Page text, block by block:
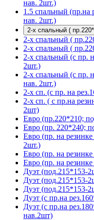
нав. 2шт.)
1.5 спальный (пр.на
нав. 2шт.)
2-х спальный (
2-х спальный (
2-х спальный (
2-х спальный (с пр.
2шт.)
2-х спальный (с пр.
нав. 2шт.)
2-х сп. (с пр. на
2-х сп. ( с пр.на
2шт)
Евро (пр.220*210;
Евро (пр. 220*240;
Евро (пр. на
2шт.)
Евро (пр. на
Евро (пр. на
Дуэт (под.215*153-
Дуэт (под.215*153-
Дуэт (под.215*153-
Дуэт (с пр.на
Дуэт (с пр.на
нав.2шт)